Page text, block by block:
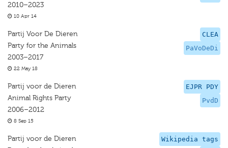
2010–2023
10 Apr 14
CLEA
PaVoDeDi
Partij Voor De Dieren
Party for the Animals
2003–2017
22 May 18
EJPR PDY
PvdD
Partij voor de Dieren
Animal Rights Party
2006–2012
8 Sep 15
Wikipedia tags
Partij voor de Dieren